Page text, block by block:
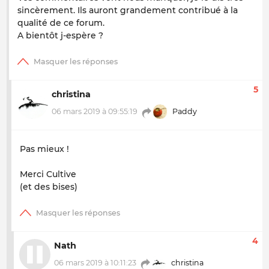
sincèrement. Ils auront grandement contribué à la
qualité de ce forum.
A bientôt j-espère ?
christina
06 mars 2019 à 09:55:19 Paddy
5
Pas mieux !
Merci Cultive
(et des bises)
Nath
06 mars 2019 à 10:11:23 christina
4